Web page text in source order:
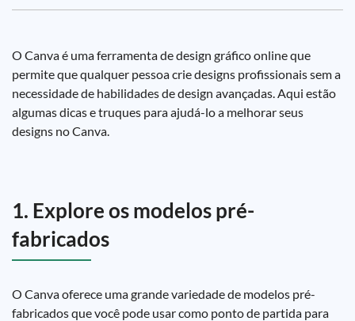
O Canva é uma ferramenta de design gráfico online que
permite que qualquer pessoa crie designs profissionais sem a
necessidade de habilidades de design avançadas. Aqui estão
algumas dicas e truques para ajudá-lo a melhorar seus
designs no Canva.
1. Explore os modelos pré-
fabricados
O Canva oferece uma grande variedade de modelos pré-
fabricados que você pode usar como ponto de partida para